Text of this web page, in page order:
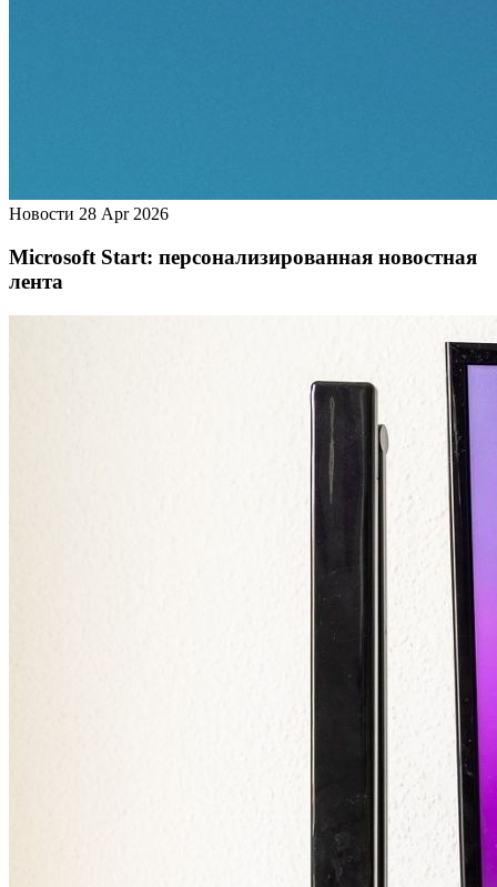
Новости 28 Apr 2026
Microsoft Start: персонализированная новостная
лента